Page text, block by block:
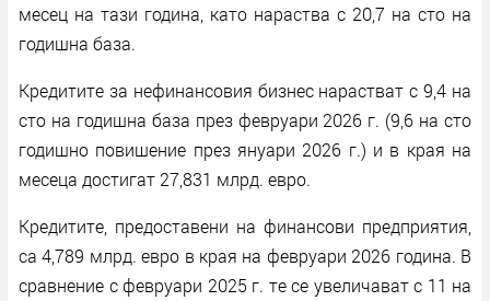
месец на тази година, като нараства с 20,7 на сто на
годишна база.
Кредитите за нефинансовия бизнес нарастват с 9,4 на
сто на годишна база през февруари 2026 г. (9,6 на сто
годишно повишение през януари 2026 г.) и в края на
месеца достигат 27,831 млрд. евро.
Кредитите, предоставени на финансови предприятия,
са 4,789 млрд. евро в края на февруари 2026 година. В
сравнение с февруари 2025 г. те се увеличават с 11 на